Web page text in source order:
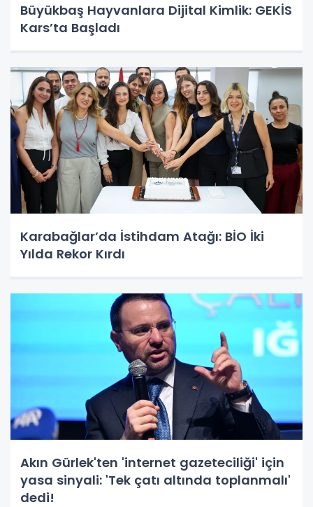
Büyükbaş Hayvanlara Dijital Kimlik: GEKİS
Kars’ta Başladı
Karabağlar’da İstihdam Atağı: BİO İki
Yılda Rekor Kırdı
Akın Gürlek'ten 'internet gazeteciliği' için
yasa sinyali: 'Tek çatı altında toplanmalı'
dedi!